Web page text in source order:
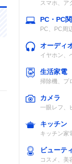
スマホ、ア
PC・PC
PC、PC周
オーディ
イヤホン、
生活家電
掃除機、プ
カメラ
一眼レフ、
キッチン
キッチン家
ビューテ
コスメ、美